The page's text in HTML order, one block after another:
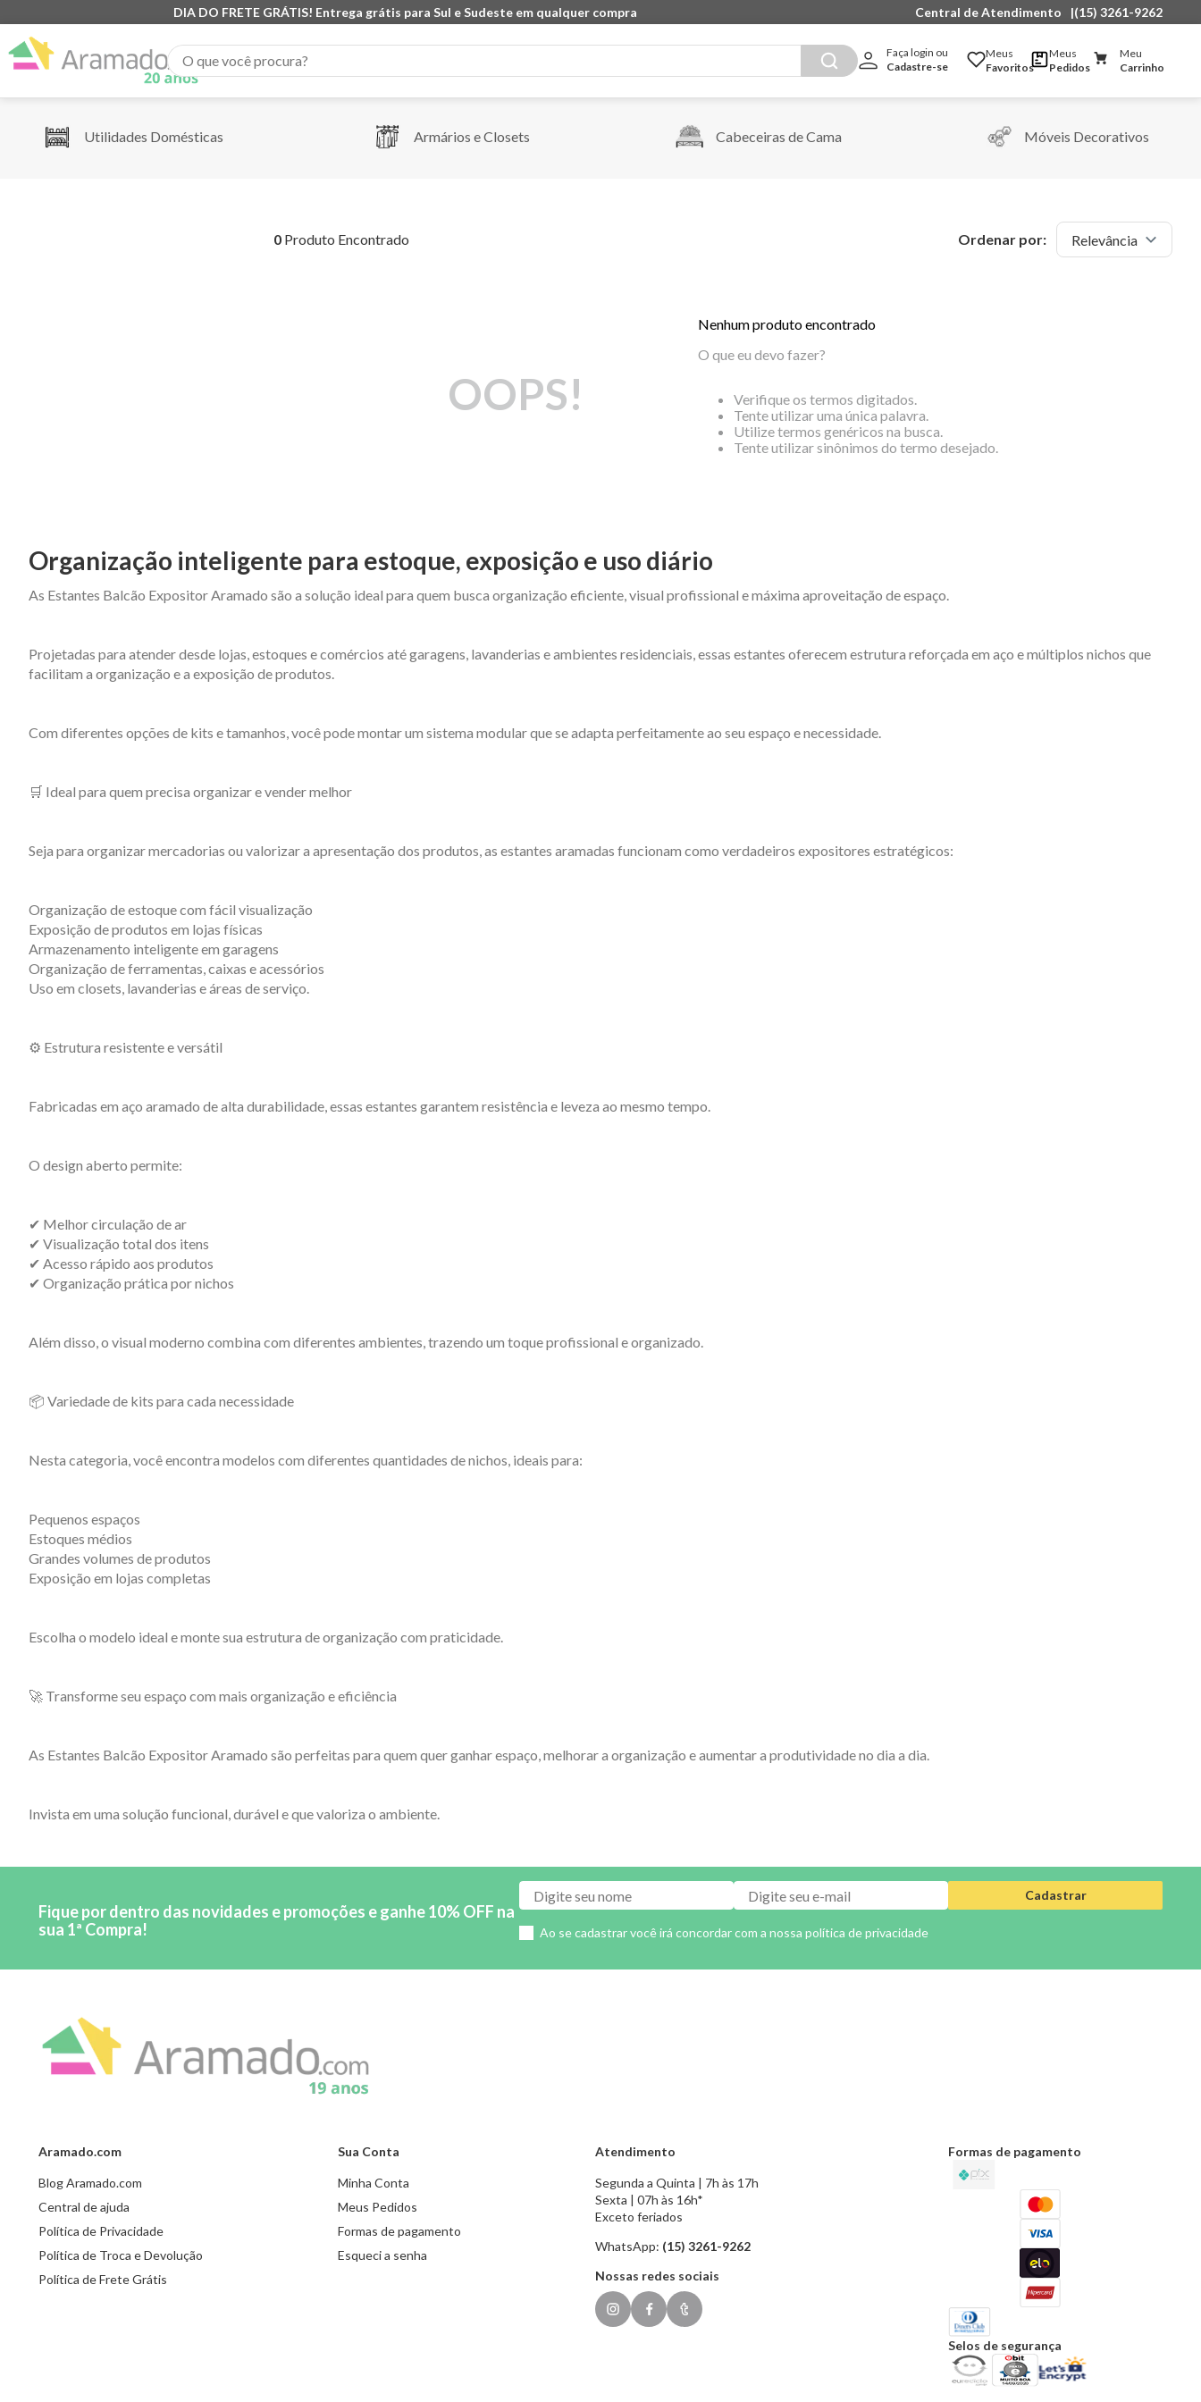
DIA DO FRETE GRÁTIS! Entrega grátis para Sul e Sudeste em qualquer compra Central de Atendimento |(15) 3261-9262
O que você procura?
Faça login ou
Cadastre-se
Meus
Favoritos
Meus
Pedidos
Meu
Carrinho
Utilidades Domésticas Armários e Closets Cabeceiras de Cama Móveis Decorativos
0 Produto Encontrado Ordenar por: Relevância
OOPS!
Nenhum produto encontrado
O que eu devo fazer?
Verifique os termos digitados.
Tente utilizar uma única palavra.
Utilize termos genéricos na busca.
Tente utilizar sinônimos do termo desejado.
Organização inteligente para estoque, exposição e uso diário
As Estantes Balcão Expositor Aramado são a solução ideal para quem busca organização eficiente, visual profissional e máxima aproveitação de espaço.
Projetadas para atender desde lojas, estoques e comércios até garagens, lavanderias e ambientes residenciais, essas estantes oferecem estrutura reforçada em aço e múltiplos nichos que
facilitam a organização e a exposição de produtos.
Com diferentes opções de kits e tamanhos, você pode montar um sistema modular que se adapta perfeitamente ao seu espaço e necessidade.
🛒 Ideal para quem precisa organizar e vender melhor
Seja para organizar mercadorias ou valorizar a apresentação dos produtos, as estantes aramadas funcionam como verdadeiros expositores estratégicos:
Organização de estoque com fácil visualização
Exposição de produtos em lojas físicas
Armazenamento inteligente em garagens
Organização de ferramentas, caixas e acessórios
Uso em closets, lavanderias e áreas de serviço.
⚙️ Estrutura resistente e versátil
Fabricadas em aço aramado de alta durabilidade, essas estantes garantem resistência e leveza ao mesmo tempo.
O design aberto permite:
✔ Melhor circulação de ar
✔ Visualização total dos itens
✔ Acesso rápido aos produtos
✔ Organização prática por nichos
Além disso, o visual moderno combina com diferentes ambientes, trazendo um toque profissional e organizado.
📦 Variedade de kits para cada necessidade
Nesta categoria, você encontra modelos com diferentes quantidades de nichos, ideais para:
Pequenos espaços
Estoques médios
Grandes volumes de produtos
Exposição em lojas completas
Escolha o modelo ideal e monte sua estrutura de organização com praticidade.
🚀 Transforme seu espaço com mais organização e eficiência
As Estantes Balcão Expositor Aramado são perfeitas para quem quer ganhar espaço, melhorar a organização e aumentar a produtividade no dia a dia.
Invista em uma solução funcional, durável e que valoriza o ambiente.
Fique por dentro das novidades e promoções e ganhe 10% OFF na
sua 1ª Compra!
Cadastrar
Ao se cadastrar você irá concordar com a nossapolítica de privacidade
Aramado.com
Blog Aramado.com
Central de ajuda
Política de Privacidade
Política de Troca e Devolução
Política de Frete Grátis
Sua Conta
Minha Conta
Meus Pedidos
Formas de pagamento
Esqueci a senha
Atendimento
Segunda a Quinta | 7h às 17h
Sexta | 07h às 16h*
Exceto feriados
WhatsApp: (15) 3261-9262
Nossas redes sociais
Formas de pagamento
Selos de segurança